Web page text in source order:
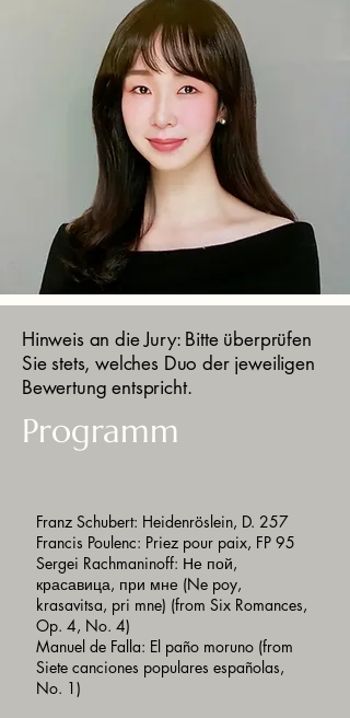
Hinweis an die Jury: Bitte überprüfen
Sie stets, welches Duo der jeweiligen
Bewertung entspricht.
Programm
Franz Schubert: Heidenröslein, D. 257
Francis Poulenc: Priez pour paix, FP 95
Sergei Rachmaninoff: Не пой,
красавица, при мне (Ne poy,
krasavitsa, pri mne) (from Six Romances,
Op. 4, No. 4)
Manuel de Falla: El paño moruno (from
Siete canciones populares españolas,
No. 1)